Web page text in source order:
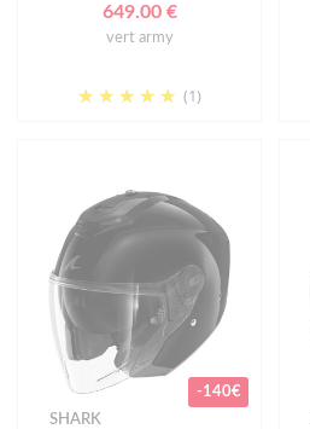
649.00 €
vert army
(1)
-140€
SHARK